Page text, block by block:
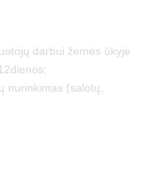
darbui žemės ūkyje
nurinkimas (salotų,